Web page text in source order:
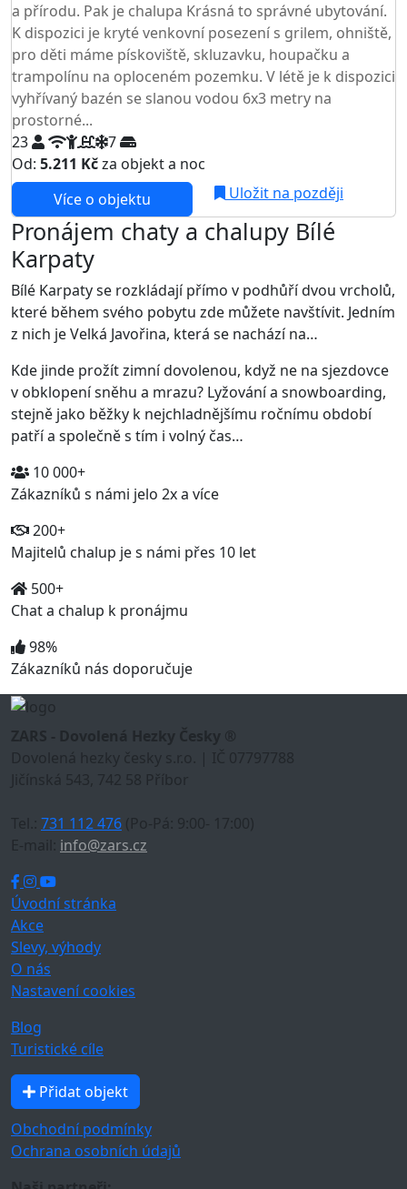
a přírodu. Pak je chalupa Krásná to správné ubytování.
K dispozici je kryté venkovní posezení s grilem, ohniště,
pro děti máme pískoviště, skluzavku, houpačku a
trampolínu na oploceném pozemku. V létě je k dispozici
vyhřívaný bazén se slanou vodou 6x3 metry na
prostorné...
23
7
Od: 5.211 Kčza objekt a noc
Více o objektu
Uložit na později
Pronájem chaty a chalupy Bílé
Karpaty
Bílé Karpaty se rozkládají přímo v podhůří dvou vrcholů,
které během svého pobytu zde můžete navštívit. Jedním
z nich je Velká Javořina, která se nachází na…
Kde jinde prožít zimní dovolenou, když ne na sjezdovce
v obklopení sněhu a mrazu? Lyžování a snowboarding,
stejně jako běžky k nejchladnějšímu ročnímu období
patří a společně s tím i volný čas…
10 000+
Zákazníků s námi jelo 2x a více
200+
Majitelů chalup je s námi přes 10 let
500+
Chat a chalup k pronájmu
98%
Zákazníků nás doporučuje
ZARS - Dovolená Hezky Česky ®
Dovolená hezky česky s.r.o. | IČ 07797788
Jičínská 543, 742 58 Příbor
Tel.: 731 112 476 (Po-Pá: 9:00- 17:00)
E-mail: info@zars.cz
Úvodní stránka
Akce
Slevy, výhody
O nás
Nastavení cookies
Blog
Turistické cíle
Přidat objekt
Obchodní podmínky
Ochrana osobních údajů